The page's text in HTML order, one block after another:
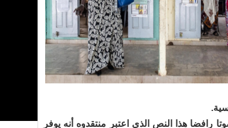
البرلمانيون بأغلبية 94 صوتا مقابل 49 صوتا رافضا هذا النص الذي اعتبر منتقدوه أنه يوفر